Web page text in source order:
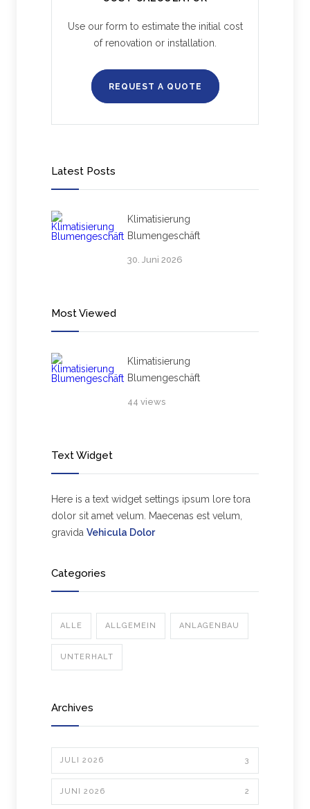
Use our form to estimate the initial cost
of renovation or installation.
REQUEST A QUOTE
Latest Posts
Klimatisierung
Blumengeschäft
30. Juni 2026
Most Viewed
Klimatisierung
Blumengeschäft
44 views
Text Widget
Here is a text widget settings ipsum lore tora
dolor sit amet velum. Maecenas est velum,
gravida Vehicula Dolor
Categories
ALLE ALLGEMEIN ANLAGENBAU
UNTERHALT
Archives
JULI 2026 3
JUNI 2026 2